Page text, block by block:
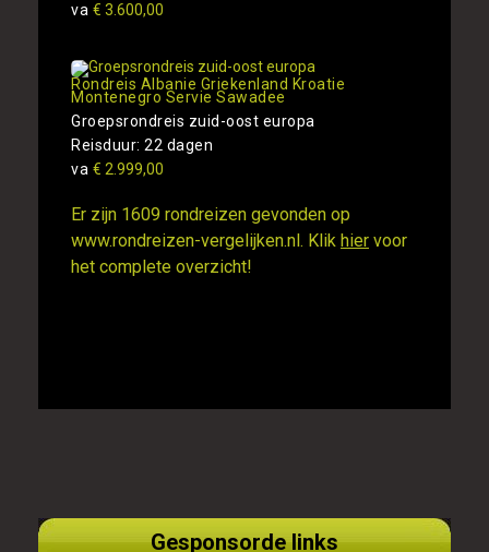
va € 3.600,00
Rondreis Albanie Griekenland Kroatie
Montenegro Servie Sawadee
Groepsrondreis zuid-oost europa
Reisduur: 22 dagen
va € 2.999,00
Er zijn 1609 rondreizen gevonden op
www.rondreizen-vergelijken.nl. Klik hier voor
het complete overzicht!
Gesponsorde links